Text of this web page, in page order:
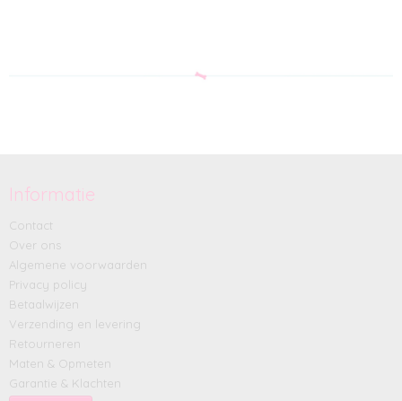
Informatie
Contact
Over ons
Algemene voorwaarden
Privacy policy
Betaalwijzen
Verzending en levering
Retourneren
Maten & Opmeten
Garantie & Klachten